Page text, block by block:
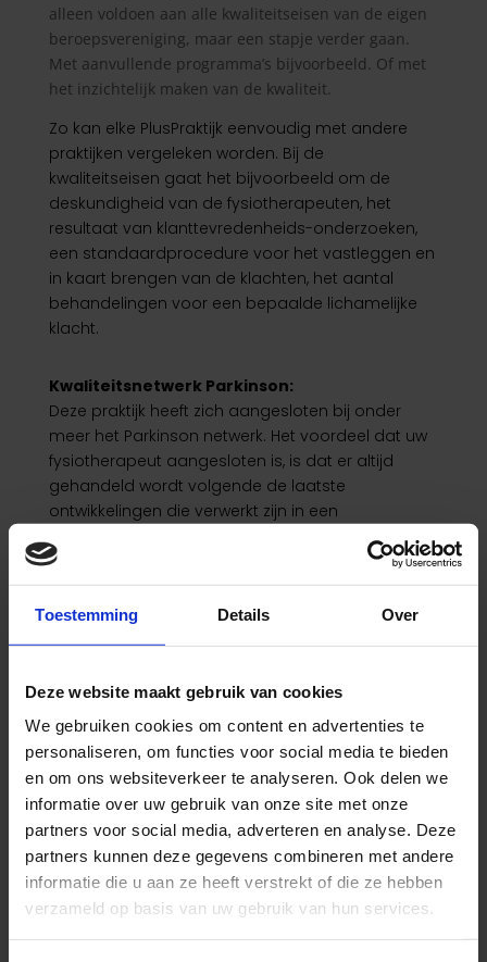
Toestemming Details Over
Deze website maakt gebruik van cookies
We gebruiken cookies om content en advertenties te
personaliseren, om functies voor social media te bieden
en om ons websiteverkeer te analyseren. Ook delen we
informatie over uw gebruik van onze site met onze
partners voor social media, adverteren en analyse. Deze
partners kunnen deze gegevens combineren met andere
informatie die u aan ze heeft verstrekt of die ze hebben
verzameld op basis van uw gebruik van hun services.
alleen voldoen aan alle kwaliteitseisen van de eigen
beroepsvereniging, maar een stapje verder gaan.
Met aanvullende programma’s bijvoorbeeld. Of met
het inzichtelijk maken van de kwaliteit.
Zo kan elke PlusPraktijk eenvoudig met andere
praktijken vergeleken worden. Bij de
kwaliteitseisen gaat het bijvoorbeeld om de
deskundigheid van de fysiotherapeuten, het
resultaat van klanttevredenheids-onderzoeken,
een standaardprocedure voor het vastleggen en
in kaart brengen van de klachten, het aantal
behandelingen voor een bepaalde lichamelijke
klacht.
Kwaliteitsnetwerk Parkinson:
Deze praktijk heeft zich aangesloten bij onder
meer het Parkinson netwerk. Het voordeel dat uw
fysiotherapeut aangesloten is, is dat er altijd
gehandeld wordt volgende de laatste
ontwikkelingen die verwerkt zijn in een
aangesloten praktijken wordt hoog gehouden
door middel van inhoudelijke scholing en
toetsing.
Meer informatie of een afspraak maken?
KNGF
Het KNGF heeft als doel om de voorwaarden te
scheppen waardoor fysiotherapeutische zorg
van goede kwaliteit gerealiseerd wordt, die
toegankelijk is voor de gehele Nederlandse
bevolking, met erkenning van de professionele
deskundigheid van de fysiotherapeut.
AL ONZE FYSIOTHERAPEUTEN ZIJN AANGESLOTEN BIJ